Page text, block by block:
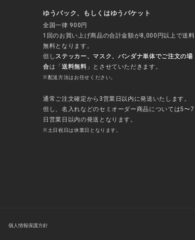
ゆうパック、もしくはゆうパケット
全国一律 900円
1回のお買い上げ商品の合計金額が8,000円以上で送料
無料となります。
但し ステッカー、マスク、バンダナ単体でご注文の場
合は「 送料無料 」とさせていただきます。
※配送方法はお任せください。
通常ご注文確定から3営業日以内に発送いたします。
但し、名入れなどのセミオーダー商品については5〜7
日営業日以内の発送となります。
※土日祝日は休業日となります。
個人情報保護方針